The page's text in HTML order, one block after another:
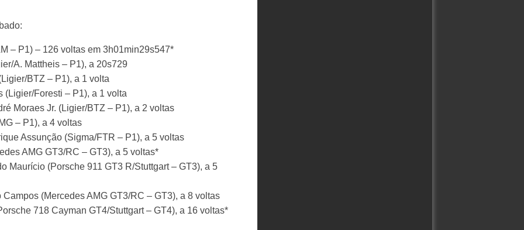
– P1) – 126 voltas em 3h01min29s547*
A. Mattheis – P1), a 20s729
BTZ – P1), a 1 volta
(Ligier/Foresti – P1), a 1 volta
Moraes Jr. (Ligier/BTZ – P1), a 2 voltas
– P1), a 4 voltas
Assunção (Sigma/FTR – P1), a 5 voltas
AMG GT3/RC – GT3), a 5 voltas*
Maurício (Porsche 911 GT3 R/Stuttgart – GT3), a 5
(Mercedes AMG GT3/RC – GT3), a 8 voltas
718 Cayman GT4/Stuttgart – GT4), a 16 voltas*